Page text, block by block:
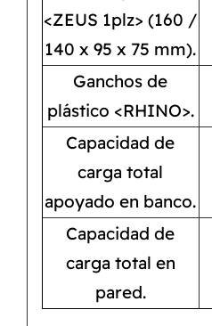
<ZEUS 1plz> (160 /
140 x 95 x 75 mm).
Ganchos de
plástico <RHINO>.
Capacidad de
carga total
apoyado en banco.
Capacidad de
carga total en
pared.